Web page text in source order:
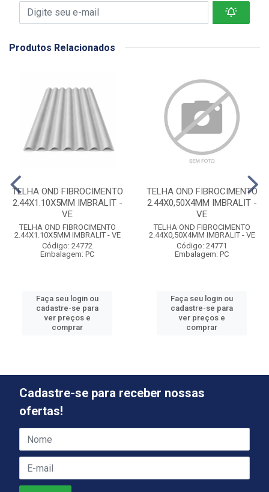
Produtos Relacionados
TELHA OND FIBROCIMENTO
2.44X1.10X5MM IMBRALIT -
VE
TELHA OND FIBROCIMENTO
2.44X1.10X5MM IMBRALIT - VE
Código: 24772
Embalagem: PC
Faça seu login ou
cadastre-se para
ver preços e
comprar
TELHA OND FIBROCIMENTO
2.44X0,50X4MM IMBRALIT -
VE
TELHA OND FIBROCIMENTO
2.44X0,50X4MM IMBRALIT - VE
Código: 24771
Embalagem: PC
Faça seu login ou
cadastre-se para
ver preços e
comprar
Cadastre-se para receber nossas
ofertas!